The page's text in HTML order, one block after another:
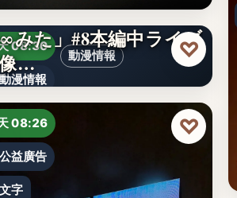
動漫情報
08:30
動漫情報
円
ニメ「バンドリ！ ゆ
みた」#8本編中ライブ
…
♡
08:26
公益廣告
文字
♡